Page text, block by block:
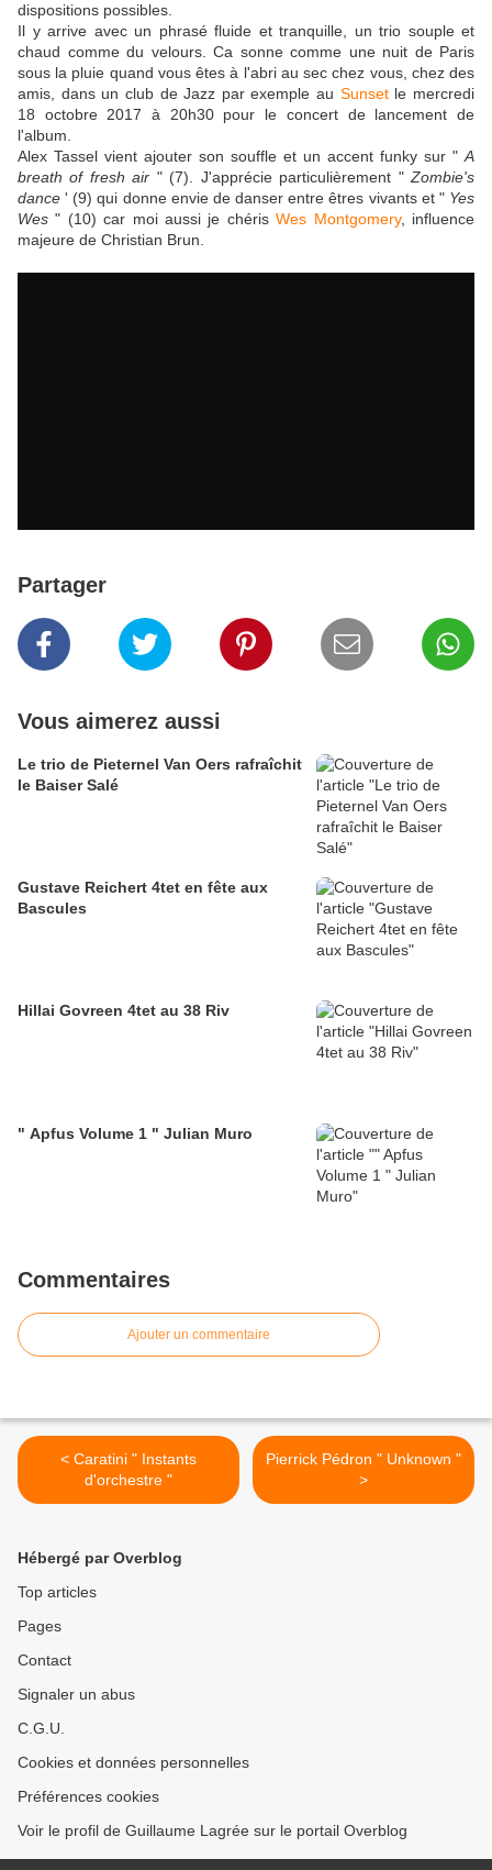
dispositions possibles.
Il y arrive avec un phrasé fluide et tranquille, un trio souple et
chaud comme du velours. Ca sonne comme une nuit de Paris
sous la pluie quand vous êtes à l'abri au sec chez vous, chez des
amis, dans un club de Jazz par exemple au Sunsetle mercredi
18 octobre 2017 à 20h30 pour le concert de lancement de
l'album.
Alex Tassel vient ajouter son souffle et un accent funky sur " A
breath of fresh air " (7). J'apprécie particulièrement "Zombie's
dance ' (9) qui donne envie de danser entre êtres vivants et " Yes
Wes " (10) car moi aussi je chérisWes Montgomery, influence
majeure de Christian Brun.
Partager
Vous aimerez aussi
Le trio de Pieternel Van Oers rafraîchit
le Baiser Salé
Gustave Reichert 4tet en fête aux
Bascules
Hillai Govreen 4tet au 38 Riv
" Apfus Volume 1 " Julian Muro
Commentaires
Ajouter un commentaire
< Caratini " Instants
d'orchestre "
Pierrick Pédron " Unknown "
>
Hébergé par Overblog
Top articles
Pages
Contact
Signaler un abus
C.G.U.
Cookies et données personnelles
Préférences cookies
Voir le profil de Guillaume Lagrée sur le portail Overblog